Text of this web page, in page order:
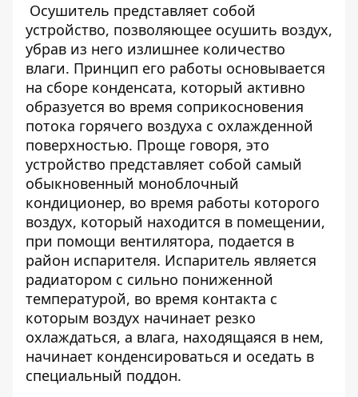
Осушитель представляет собой
устройство, позволяющее осушить воздух,
убрав из него излишнее количество
влаги. Принцип его работы основывается
на сборе конденсата, который активно
образуется во время соприкосновения
потока горячего воздуха с охлажденной
поверхностью. Проще говоря, это
устройство представляет собой самый
обыкновенный моноблочный
кондиционер, во время работы которого
воздух, который находится в помещении,
при помощи вентилятора, подается в
район испарителя. Испаритель является
радиатором с сильно пониженной
температурой, во время контакта с
которым воздух начинает резко
охлаждаться, а влага, находящаяся в нем,
начинает конденсироваться и оседать в
специальный поддон.